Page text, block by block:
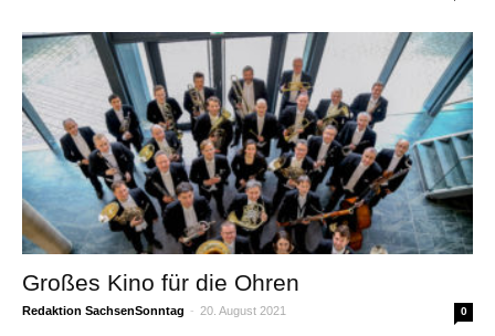
Großes Kino für die Ohren
Redaktion SachsenSonntag - 20. August 2021 0